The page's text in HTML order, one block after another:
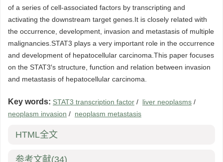
of a series of cell-associated factors by transcripting and
activating the downstream target genes.It is closely related with
the occurrence, development, invasion and metastasis of multiple
malignancies.STAT3 plays a very important role in the occurrence
and development of hepatocellular carcinoma.This paper focuses
on the STAT3′s structure, function and relation between invasion
and metastasis of hepatocellular carcinoma.
Key words: STAT3 transcription factor / liver neoplasms /
neoplasm invasion / neoplasm metastasis
HTML全文
参考文献(34)